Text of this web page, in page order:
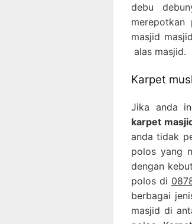
debu
masjid
alas masjid.
Karpet
Jika anda
karpet
anda tidak
polos yang
dengan
polos di
berbagai
masjid di